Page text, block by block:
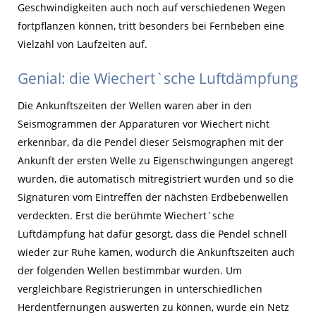
Geschwindigkeiten auch noch auf verschiedenen Wegen
fortpflanzen können, tritt besonders bei Fernbeben eine
Vielzahl von Laufzeiten auf.
Genial: die Wiechert`sche Luftdämpfung
Die Ankunftszeiten der Wellen waren aber in den
Seismogrammen der Apparaturen vor Wiechert nicht
erkennbar, da die Pendel dieser Seismographen mit der
Ankunft der ersten Welle zu Eigenschwingungen angeregt
wurden, die automatisch mitregistriert wurden und so die
Signaturen vom Eintreffen der nächsten Erdbebenwellen
verdeckten. Erst die berühmte Wiechert`sche
Luftdämpfung hat dafür gesorgt, dass die Pendel schnell
wieder zur Ruhe kamen, wodurch die Ankunftszeiten auch
der folgenden Wellen bestimmbar wurden. Um
vergleichbare Registrierungen in unterschiedlichen
Herdentfernungen auswerten zu können, wurde ein Netz